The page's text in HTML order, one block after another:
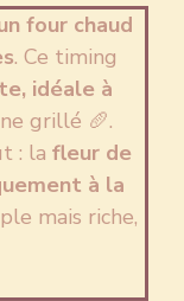
four chaud
. Ce timing
idéale à
grillé 🥖.
: la fleur de
à la
mais riche,